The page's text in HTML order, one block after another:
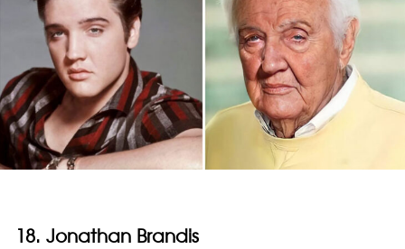
18. Jonathan Brandis